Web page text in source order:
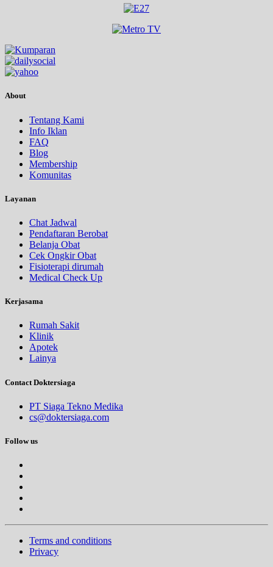
About
Tentang Kami
Info Iklan
FAQ
Blog
Membership
Komunitas
Layanan
Chat Jadwal
Pendaftaran Berobat
Belanja Obat
Cek Ongkir Obat
Fisioterapi dirumah
Medical Check Up
Kerjasama
Rumah Sakit
Klinik
Apotek
Lainya
Contact Doktersiaga
PT Siaga Tekno Medika
cs@doktersiaga.com
Follow us
Terms and conditions
Privacy